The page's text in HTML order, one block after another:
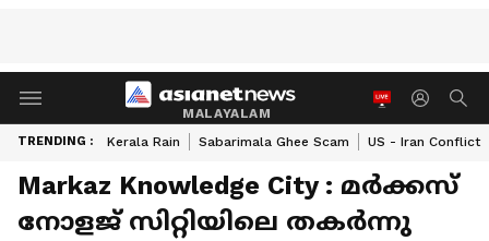
MALAYALAM
TRENDING : Kerala Rain Sabarimala Ghee Scam US - Iran Conflict
Markaz Knowledge City : മര്‍ക്കസ്
നോളജ് സിറ്റിയിലെ തകർന്നു